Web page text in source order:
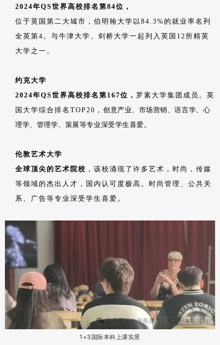
2024年QS世界高校排名第84位，
位于英国第二大城市，伯明翰大学以84.3%的就业率名列
全英第4。与牛津大学、剑桥大学一起列入英国12所精英
大学之一。
约克大学
2024年QS世界高校排名第167位， 罗素大学集团成员。英
国大学综合排名TOP20， 创意产业、市场营销、语言学、心
理学、管理学、策展等专业深受学生喜爱。
伦敦艺术大学
全球顶尖的艺术院校 ，该校涌现了许多艺术，时尚，传媒
等领域的杰出人才，国内认可度极高。时尚管理、公共关
系、广告等专业深受学生喜爱。
1+3国际本科上课实景